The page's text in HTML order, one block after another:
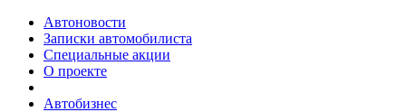
Автоновости
Записки автомобилиста
Специальные акции
О проекте
Автобизнес